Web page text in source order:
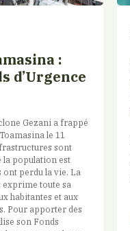
:
d’Urgence
Gezani a frappé
le 11
sont
la population est
ont perdu la vie. La
toute sa
habitantes et aux
Pour apporter des
son Fonds